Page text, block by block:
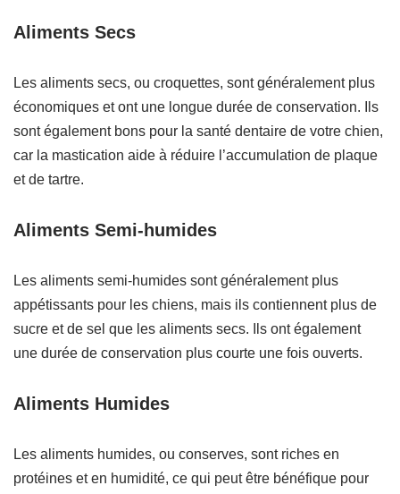
Aliments Secs
Les aliments secs, ou croquettes, sont généralement plus
économiques et ont une longue durée de conservation. Ils
sont également bons pour la santé dentaire de votre chien,
car la mastication aide à réduire l’accumulation de plaque
et de tartre.
Aliments Semi-humides
Les aliments semi-humides sont généralement plus
appétissants pour les chiens, mais ils contiennent plus de
sucre et de sel que les aliments secs. Ils ont également
une durée de conservation plus courte une fois ouverts.
Aliments Humides
Les aliments humides, ou conserves, sont riches en
protéines et en humidité, ce qui peut être bénéfique pour